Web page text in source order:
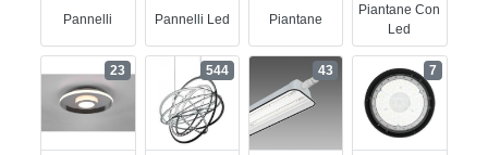
Pannelli Pannelli Led Piantane
Piantane Con
Led
23 544 43 7